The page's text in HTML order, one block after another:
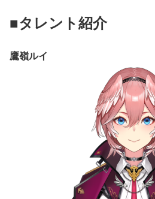
■タレント紹介
鷹嶺ルイ